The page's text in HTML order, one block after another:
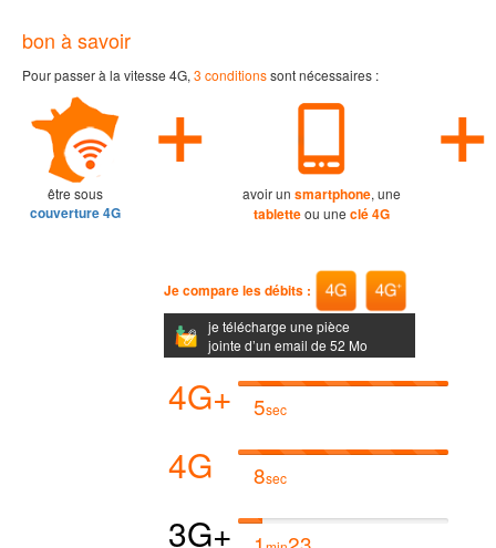
bon à savoir
Pour passer à la vitesse 4G, 3 conditionssont nécessaires :
être sous
couverture 4G
avoir un smartphone, une
tabletteou une clé 4G
Je compare les débits :
je télécharge une pièce
jointe d’un email de 52 Mo
4G+ 5sec
4G 8sec
3G+